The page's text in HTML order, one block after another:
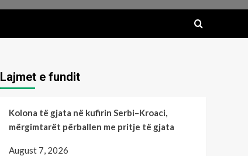
Lajmet e fundit
Kolona të gjata në kufirin Serbi–Kroaci,
mërgimtarët përballen me pritje të gjata
August 7, 2026